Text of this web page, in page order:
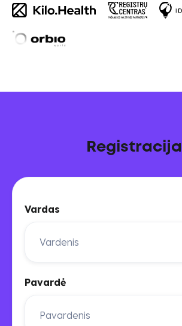
Registracija
Vardas
Pavardė